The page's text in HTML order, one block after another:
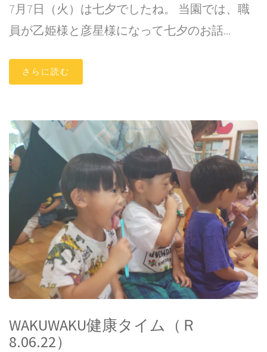
7月7日（火）は七夕でしたね。 当園では、職
員が乙姫様と彦星様になって七夕のお話...
さらに読む
WAKUWAKU健康タイム（Ｒ
8.06.22）